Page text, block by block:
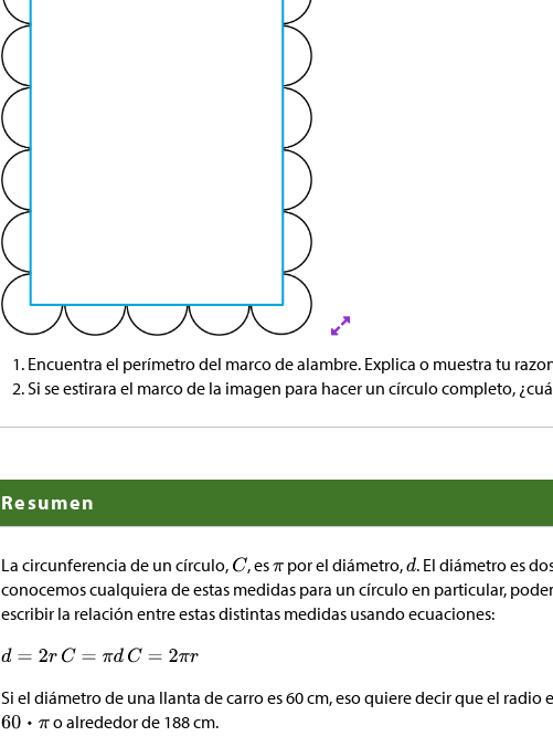
Encuentra el perímetro del marco de alambre. Explica o muestra tu
Si se estirara el marco de la imagen para hacer un círculo completo,
Resumen
La circunferencia de un círculo, , es por el diámetro, . El diámetro es
conocemos cualquiera de estas medidas para un círculo en particular,
escribir la relación entre estas distintas medidas usando ecuaciones:
Si el diámetro de una llanta de carro es 60 cm, eso quiere decir que el radio
o alrededor de 188 cm.